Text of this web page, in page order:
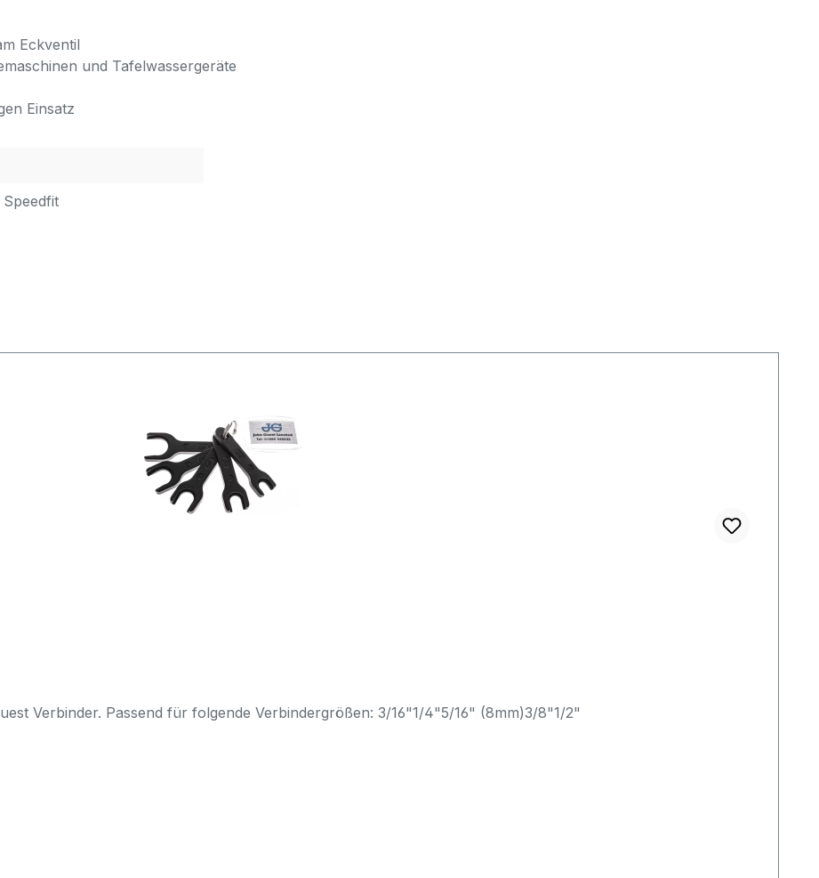
Eckventil
und Tafelwassergeräte
Einsatz
Verbinder. Passend für folgende Verbindergrößen: 3/16"1/4"5/16" (8mm)3/8"1/2"